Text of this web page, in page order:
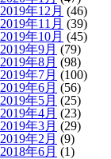
2019年12月 (46)
2019年11月 (39)
2019年10月 (45)
2019年9月 (79)
2019年8月 (98)
2019年7月 (100)
2019年6月 (56)
2019年5月 (25)
2019年4月 (23)
2019年3月 (29)
2019年2月 (9)
2018年6月 (1)